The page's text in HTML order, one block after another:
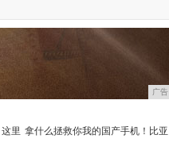
广告
里 拿什么拯救你我的国产手机！比亚